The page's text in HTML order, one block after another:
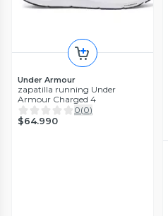
Under Armour
zapatilla running Under
Armour Charged 4
0(0)
$64.990